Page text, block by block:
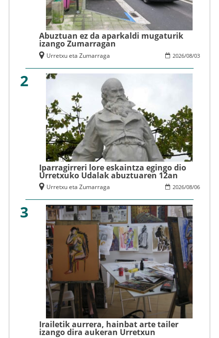
Abuztuan ez da aparkaldi mugaturik
izango Zumarragan
2026/08/03
Urretxu eta Zumarraga
2
Iparragirreri lore eskaintza egingo dio
Urretxuko Udalak abuztuaren 12an
2026/08/06
Urretxu eta Zumarraga
3
Irailetik aurrera, hainbat arte tailer
izango dira aukeran Urretxun